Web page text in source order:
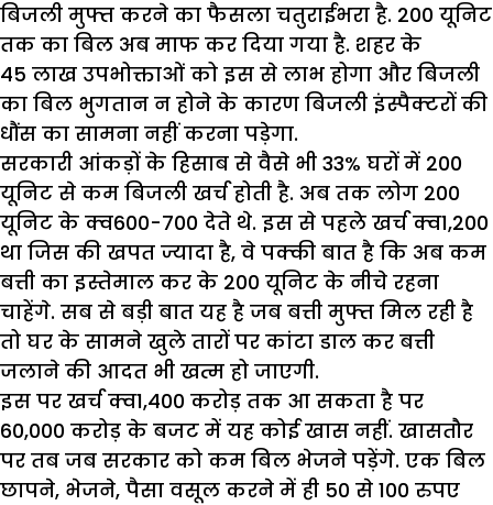
बिजली मुफ्त करने का फैसला चतुराईभरा है. 200 यूनिट
तक का बिल अब माफ कर दिया गया है. शहर के
45 लाख उपभोक्ताओं को इस से लाभ होगा और बिजली
का बिल भुगतान न होने के कारण बिजली इंस्पैक्टरों की
धौंस का सामना नहीं करना पड़ेगा.
सरकारी आंकड़ों के हिसाब से वैसे भी 33% घरों में 200
यूनिट से कम बिजली खर्च होती है. अब तक लोग 200
यूनिट के क्व600-700 देते थे. इस से पहले खर्च क्व1,200
था जिस की खपत ज्यादा है, वे पक्की बात है कि अब कम
बत्ती का इस्तेमाल कर के 200 यूनिट के नीचे रहना
चाहेंगे. सब से बड़ी बात यह है जब बत्ती मुफ्त मिल रही है
तो घर के सामने खुले तारों पर कांटा डाल कर बत्ती
जलाने की आदत भी खत्म हो जाएगी.
इस पर खर्च क्व1,400 करोड़ तक आ सकता है पर
60,000 करोड़ के बजट में यह कोई खास नहीं. खासतौर
पर तब जब सरकार को कम बिल भेजने पड़ेंगे. एक बिल
छापने, भेजने, पैसा वसूल करने में ही 50 से 100 रुपए